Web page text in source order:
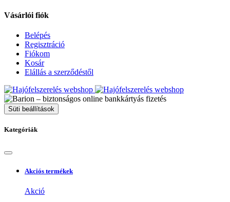
Vásárlói fiók
Belépés
Regisztráció
Fiókom
Kosár
Elállás a szerződéstől
Süti beállítások
Kategóriák
Akciós termékek
Akció